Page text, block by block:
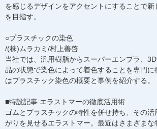
を感じるデザインをアクセントにすることで新
を目指す。
○プラスチックの染色
/(株)ムラカミ/村上善啓
当社では、汎用樹脂からスーパーエンプラ、
品の状態で染色によって着色することを専門
はプラスチック染色の概要と事例を紹介する。
■特設記事:エラストマーの徹底活用術
ゴムとプラスチックの特性を併せ持ち、その
がりを見せるエラストマー。最近はさまざま